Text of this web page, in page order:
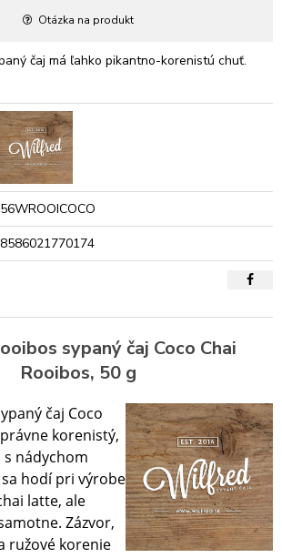
Otázka na produkt
čaj má ľahko pikantno-korenistú chuť.
56WROOICOCO
8586021770174
sypaný čaj Coco Chai
Rooibos, 50 g
čaj Coco
korenistý,
nádychom
hodí pri výrobe
latte, ale
Zázvor,
ružové korenie